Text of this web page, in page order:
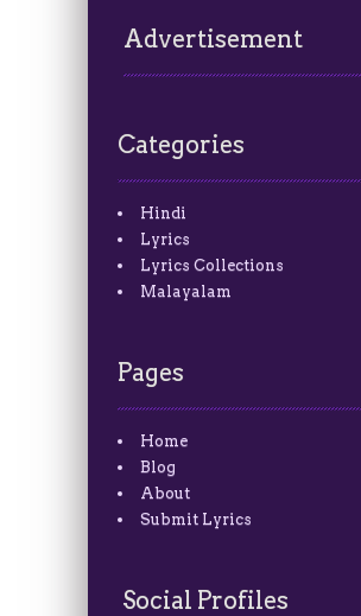
Advertisement
Categories
Hindi
Lyrics
Lyrics Collections
Malayalam
Pages
Home
Blog
About
Submit Lyrics
Social Profiles